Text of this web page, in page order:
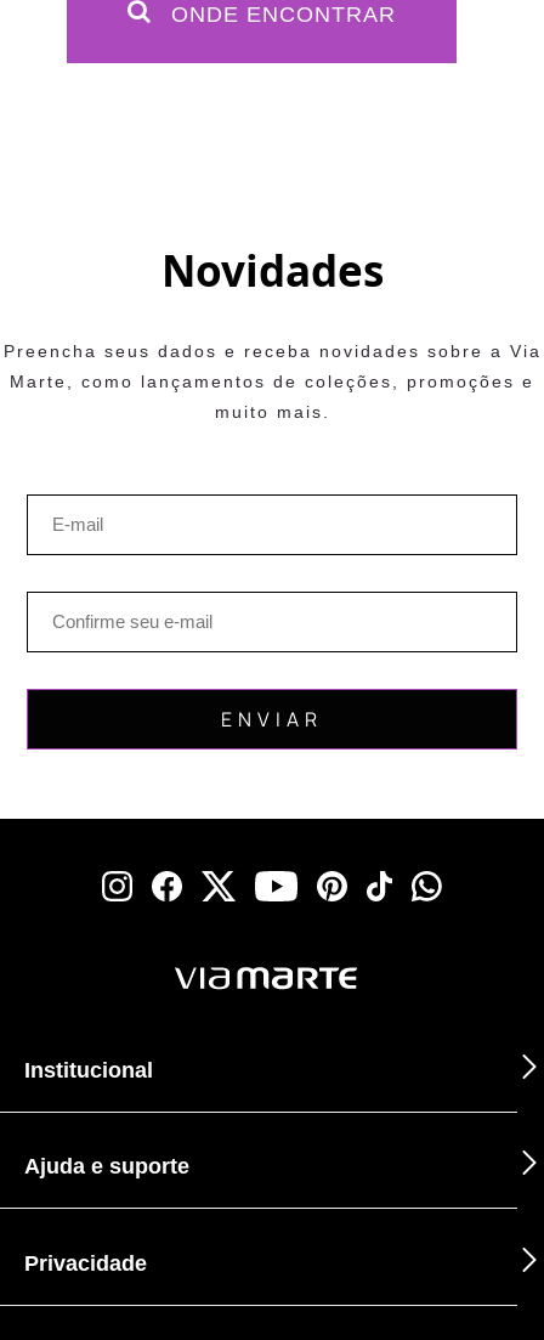
ONDE ENCONTRAR
Novidades
Preencha seus dados e receba novidades sobre a Via
Marte, como lançamentos de coleções, promoções e
muito mais.
Institucional
Ajuda e suporte
Privacidade